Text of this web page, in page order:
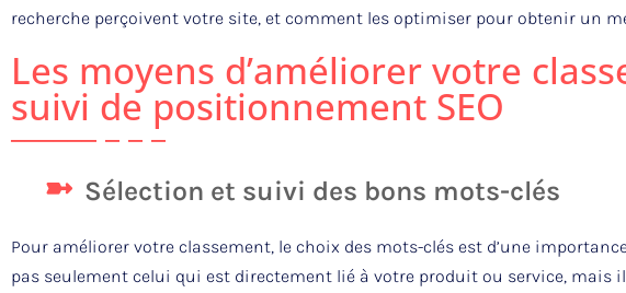
recherche perçoivent votre site, et comment les optimiser pour obtenir un
Les moyens d’améliorer votre
suivi de positionnement SEO
Sélection et suivi des bons mots-clés
Pour améliorer votre classement, le choix des mots-clés est d’une
pas seulement celui qui est directement lié à votre produit ou service, mais